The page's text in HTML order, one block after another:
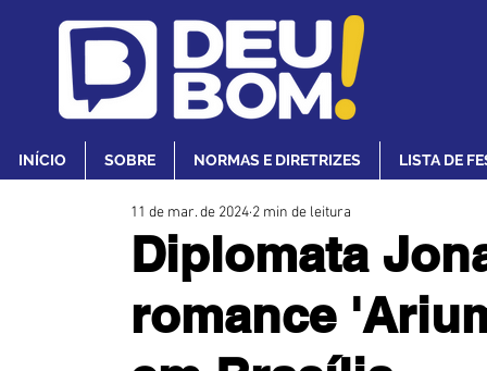
INÍCIO SOBRE NORMAS E DIRETRIZES LISTA DE
Diplomata
romance
11 de mar. de 2024 2 min de leitura